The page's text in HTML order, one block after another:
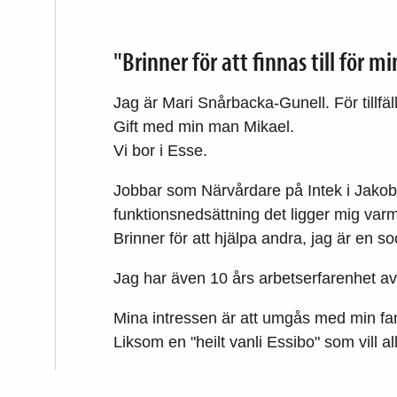
"Brinner för att finnas till för
Jag är Mari Snårbacka-Gunell. För
Gift med min man Mikael.
Vi bor i Esse.
Jobbar som Närvårdare på Intek i
funktionsnedsättning det ligger mig
Brinner för att hjälpa andra, jag är en
Jag har även 10 års arbetserfarenhet
Mina intressen är att umgås med min
Liksom en "heilt vanli Essibo" som vill